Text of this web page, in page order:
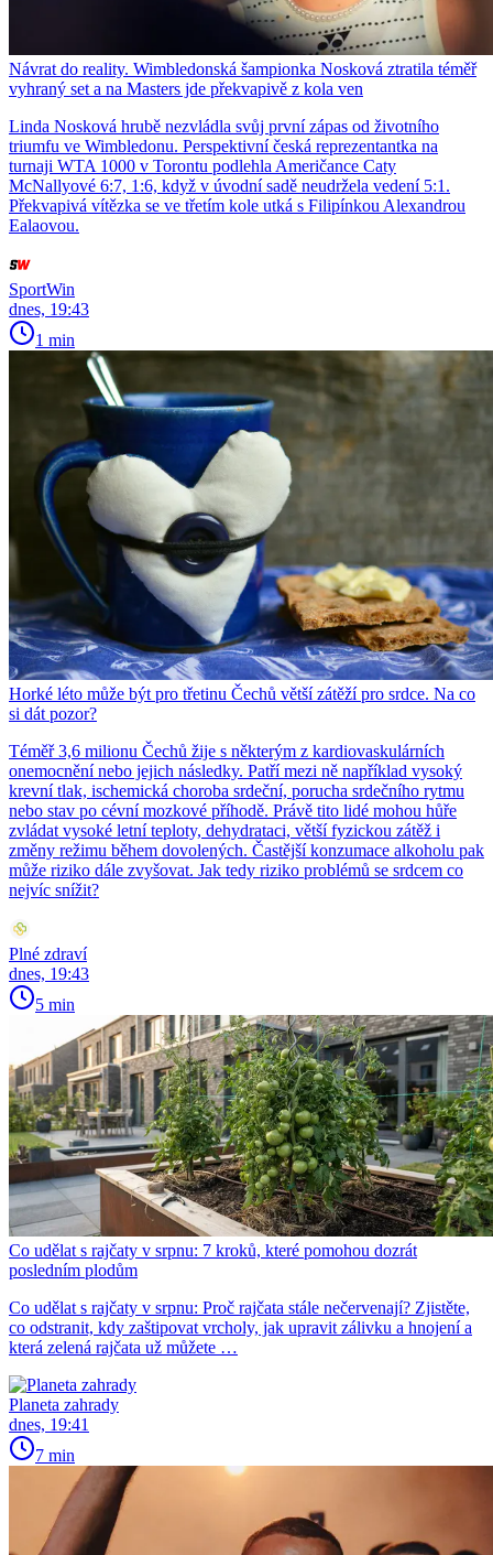
Návrat do reality. Wimbledonská šampionka Nosková ztratila téměř
vyhraný set a na Masters jde překvapivě z kola ven
Linda Nosková hrubě nezvládla svůj první zápas od životního
triumfu ve Wimbledonu. Perspektivní česká reprezentantka na
turnaji WTA 1000 v Torontu podlehla Američance Caty
McNallyové 6:7, 1:6, když v úvodní sadě neudržela vedení 5:1.
Překvapivá vítězka se ve třetím kole utká s Filipínkou Alexandrou
Ealaovou.
SportWin
dnes, 19:43
1 min
Horké léto může být pro třetinu Čechů větší zátěží pro srdce. Na co
si dát pozor?
Téměř 3,6 milionu Čechů žije s některým z kardiovaskulárních
onemocnění nebo jejich následky. Patří mezi ně například vysoký
krevní tlak, ischemická choroba srdeční, porucha srdečního rytmu
nebo stav po cévní mozkové příhodě. Právě tito lidé mohou hůře
zvládat vysoké letní teploty, dehydrataci, větší fyzickou zátěž i
změny režimu během dovolených. Častější konzumace alkoholu pak
může riziko dále zvyšovat. Jak tedy riziko problémů se srdcem co
nejvíc snížit?
Plné zdraví
dnes, 19:43
5 min
Co udělat s rajčaty v srpnu: 7 kroků, které pomohou dozrát
posledním plodům
Co udělat s rajčaty v srpnu: Proč rajčata stále nečervenají? Zjistěte,
co odstranit, kdy zaštipovat vrcholy, jak upravit zálivku a hnojení a
která zelená rajčata už můžete …
Planeta zahrady
dnes, 19:41
7 min